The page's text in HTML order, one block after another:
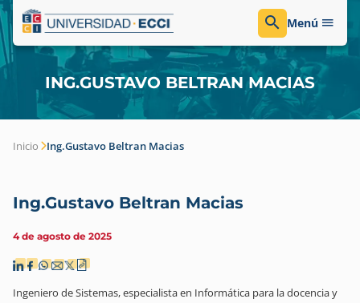
Menú
ING.GUSTAVO BELTRAN MACIAS
Inicio Ing.Gustavo Beltran Macias
Ing.Gustavo Beltran Macias
4 de agosto de 2025
Ingeniero de Sistemas, especialista en Informática para la docencia y